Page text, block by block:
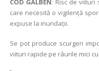
COD GALBEN: Risc de
care necesită o vigilență
expuse la inundații.
Se pot produce scurgeri
viituri rapide pe râurile mici